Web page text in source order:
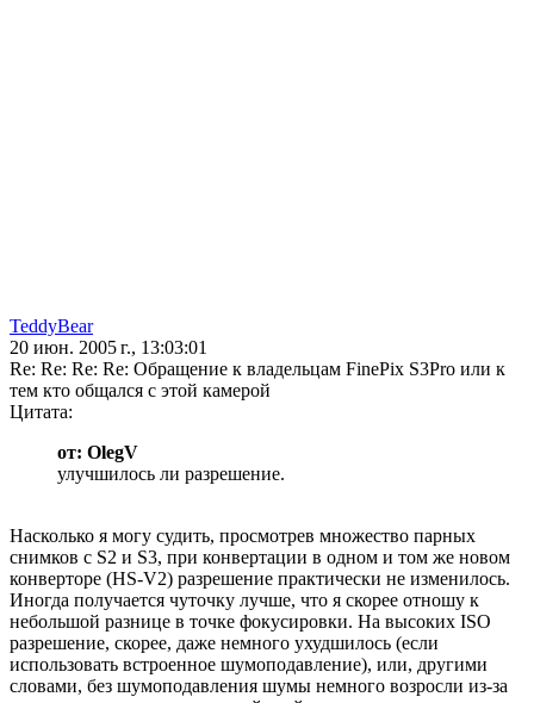
TeddyBear
20 июн. 2005 г., 13:03:01
Re: Re: Re: Re: Обращение к владельцам FinePix S3Pro или к
тем кто общался с этой камерой
Цитата:
от: OlegV
улучшилось ли разрешение.
Насколько я могу судить, просмотрев множество парных
снимков с S2 и S3, при конвертации в одном и том же новом
конверторе (HS-V2) разрешение практически не изменилось.
Иногда получается чуточку лучше, что я скорее отношу к
небольшой разнице в точке фокусировки. На высоких ISO
разрешение, скорее, даже немного ухудшилось (если
использовать встроенное шумоподавление), или, другими
словами, без шумоподавления шумы немного возросли из-за